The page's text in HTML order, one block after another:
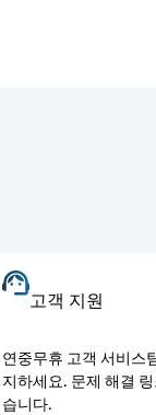
고객 지원
연중무휴 고객 서비스
지하세요. 문제 해결
습니다.